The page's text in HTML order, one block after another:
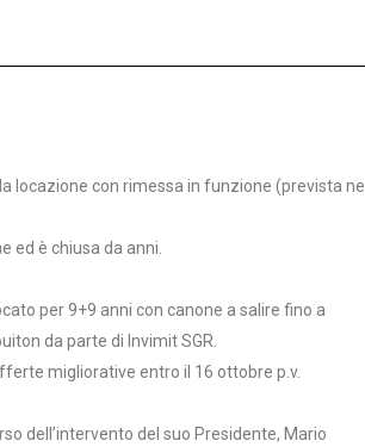
locazione con rimessa in funzione (prevista nel
ed è chiusa da anni.
per 9+9 anni con canone a salire fino a
da parte di Invimit SGR.
migliorative entro il 16 ottobre p.v.
dell’intervento del suo Presidente, Mario